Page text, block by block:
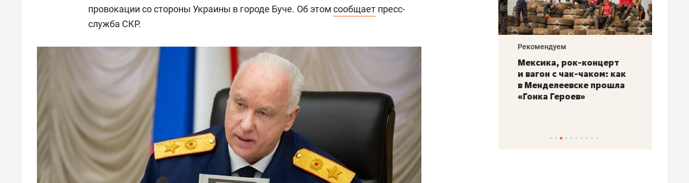
провокации со стороны Украины в городе Буче. Об этом сообщает пресс-
служба СКР.
Рекомендуем
Как ГК «МИР ГРУПП» и ВТБ
создают оазис жилого
комфорта под Казанью
Рекомендуем
150 камер до квартиры и Face
ID вместо ключа: какой будет
безопасность в ЖК «Нова»
Рекомендуем
природе, работа
с ментальным и физическим
состоянием как основа
антихрупких команд
Рекомендуем
Мексика, рок-концерт
и вагон с чак-чаком: как
в Менделеевске прошла
«Гонка Героев»